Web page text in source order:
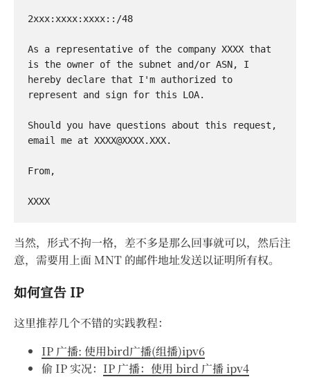
2xxx:xxxx:xxxx::/48
As a representative of the company XXXX that
is the owner of the subnet and/or ASN, I
hereby declare that I'm authorized to
represent and sign for this LOA.
Should you have questions about this request,
email me at XXXX@XXXX.XXX.
From,
当然，形式不拘一格，差不多是那么回事就可以，然后注
意，需要用上面 MNT 的邮件地址发送以证明所有权。
如何宣告 IP
这里推荐几个不错的实践教程：
IP 广播: 使用bird广播(组播)ipv6
偷 IP 实况： IP 广播：使用 bird 广播 ipv4